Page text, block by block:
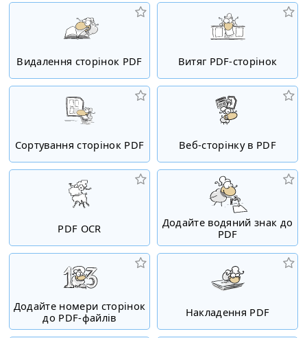
Видалення сторінок PDF Витяг PDF-сторінок
Сортування сторінок PDF Веб-сторінку в PDF
PDF OCR
Додайте водяний знак до
PDF
Додайте номери сторінок
до PDF-файлів
Накладення PDF